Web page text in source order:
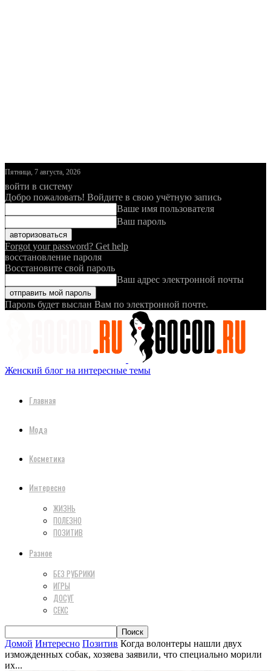
Пятница, 7 августа, 2026
войти в систему
Добро пожаловать! Войдите в свою учётную запись
Ваше имя пользователя
Ваш пароль
Forgot your password? Get help
восстановление пароля
Восстановите свой пароль
Ваш адрес электронной почты
Пароль будет выслан Вам по электронной почте.
Женский блог на интересные темы
Главная
Мода
Косметика
Интересно
ЖИЗНЬ
ПОЛЕЗНО
ПОЗИТИВ
Разное
БЕЗ РУБРИКИ
ИГРЫ
ДОСУГ
СЕКС
Домой Интересно Позитив Когда волонтеры нашли двух
изможденных собак, хозяева заявили, что специально морили
их...